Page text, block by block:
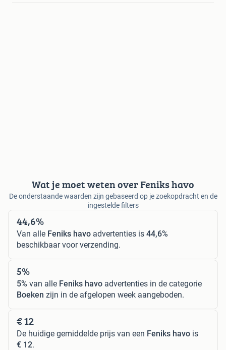
Wat je moet weten over Feniks havo
De onderstaande waarden zijn gebaseerd op je zoekopdracht en de
ingestelde filters
44,6%
Van alle Feniks havo advertenties is 44,6%
beschikbaar voor verzending.
5%
5% van alle Feniks havo advertenties in de categorie
Boeken zijn in de afgelopen week aangeboden.
€ 12
De huidige gemiddelde prijs van een Feniks havo is
€ 12.